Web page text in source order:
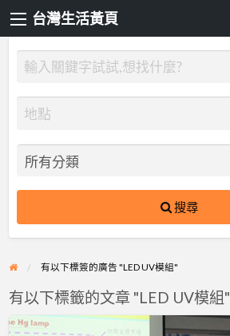
台灣生活黃頁
搜尋
有以下標簽的廣告 "LED UV模組"
有以下標籤的文章 "LED UV模組"
宇